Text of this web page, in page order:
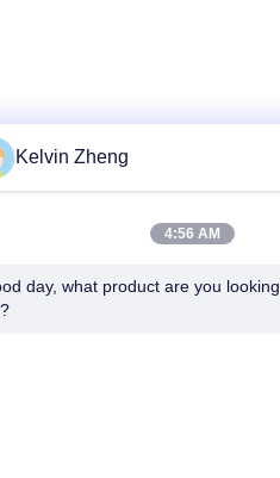
Kelvin Zheng
4:56 AM
day, what product are you looking